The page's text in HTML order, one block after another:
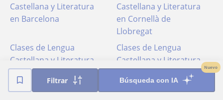
Filtrar Búsqueda con IA
Nuevo
Castellana y Literatura
en Barcelona
Castellana y Literatura
en Cornellà de
Llobregat
Clases de Lengua
Castellana y Literatura
en Esplugues de
Llobregat
Clases de Lengua
Castellana y Literatura
en Hospitalet de
Llobregat